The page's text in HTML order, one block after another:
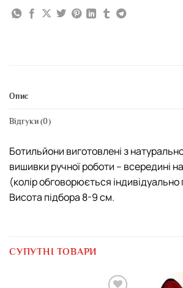
Опис
Відгуки (0)
Ботильйони виготовлені з
вишивки ручної роботи – всередині
(колір обговорюється
Висота підбора 8-9 см.
СУПУТНІ ТОВАРИ